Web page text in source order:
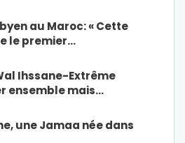
au Maroc: « Cette
le premier…
Ihssane-Extrême
ensemble mais…
une Jamaa née dans